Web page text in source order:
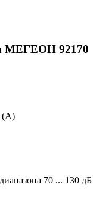
МЕГЕОН 92170
(A)
70 ... 130 дБ